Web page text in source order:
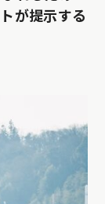
が提示する